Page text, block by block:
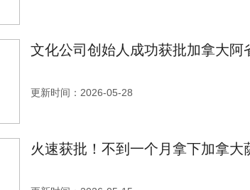
文化公司创始人成功获批加拿大阿
更新时间：2026-05-28
火速获批！不到一个月拿下加拿大